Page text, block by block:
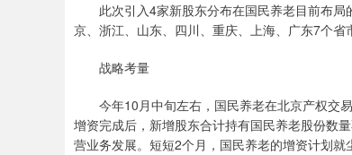
此次引入4家新股东分布在国民养老目前布局
京、浙江、山东、四川、重庆、上海、广东7个省
战略考量
今年10月中旬左右，国民养老在北京产权交易
增资完成后，新增股东合计持有国民养老股份数
营业务发展。短短2个月，国民养老的增资计划就